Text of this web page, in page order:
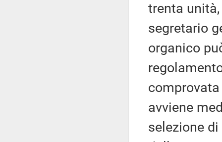
trenta
segretario
organico
avviene
selezione